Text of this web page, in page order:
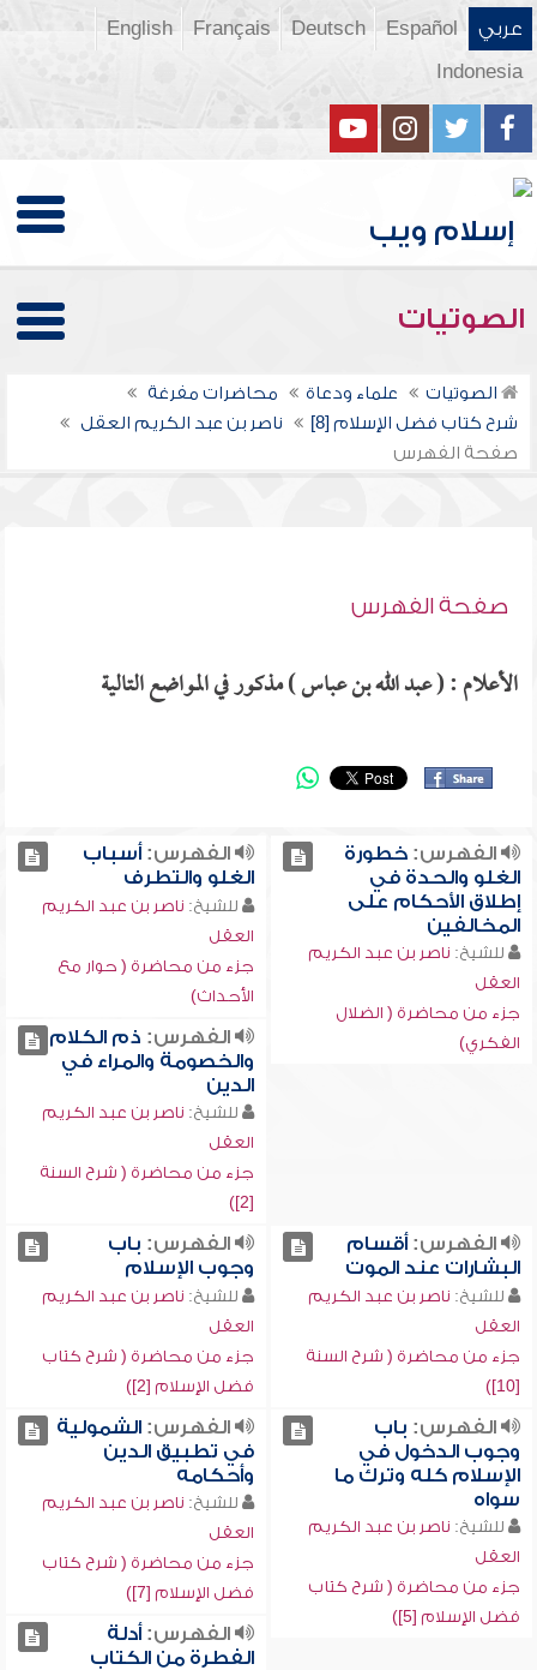
عربي Español
Deutsch
Français
English
Indonesia
الصوتيات
الصوتيات علماء ودعاة
محاضرات مفرغة
شرح كتاب فضل الإسلام [8]
ناصر بن عبد الكريم العقل
صفحة الفهرس
صفحة الفهرس
الأعلام : ( عبد الله بن عباس ) مذكور في المواضع التالية
الفهرس:خطورة
الغلو والحدة في
إطلاق الأحكام على
المخالفين
للشيخ: ناصر بن عبد الكريم
العقل
جزء من محاضرة ( الضلال
الفكري)
الفهرس:أسباب
الغلو والتطرف
للشيخ: ناصر بن عبد الكريم
العقل
جزء من محاضرة ( حوار مع
الأحداث)
الفهرس: ذم الكلام
والخصومة والمراء في
الدين
للشيخ: ناصر بن عبد الكريم
العقل
جزء من محاضرة ( شرح السنة
[2])
الفهرس:أقسام
البشارات عند الموت
للشيخ: ناصر بن عبد الكريم
العقل
جزء من محاضرة ( شرح السنة
[10])
الفهرس: باب
وجوب الإسلام
للشيخ: ناصر بن عبد الكريم
العقل
جزء من محاضرة ( شرح كتاب
فضل الإسلام [2])
الفهرس: باب
وجوب الدخول في
الإسلام كله وترك ما
سواه
للشيخ: ناصر بن عبد الكريم
العقل
جزء من محاضرة ( شرح كتاب
فضل الإسلام [5])
الفهرس:الشمولية
في تطبيق الدين
وأحكامه
للشيخ: ناصر بن عبد الكريم
العقل
جزء من محاضرة ( شرح كتاب
فضل الإسلام [7])
الفهرس:أدلة
الفطرة من الكتاب